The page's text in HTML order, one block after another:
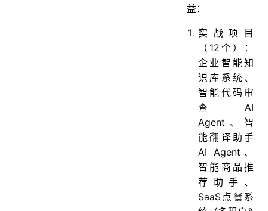
益：
实战项目
（12个）：
企业智能知
识库系统、
智能代码审
查AI
Agent、智
能翻译助手
AI Agent、
智能商品推
荐助手、
SaaS点餐系